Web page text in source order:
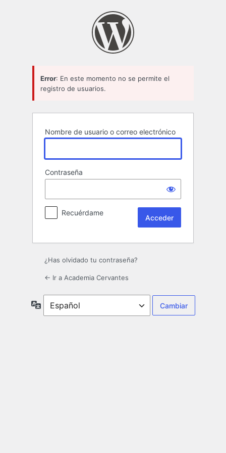
Error: En este momento no se permite el
registro de usuarios.
Nombre de usuario o correo electrónico
Contraseña
Recuérdame
¿Has olvidado tu contraseña?
← Ir a Academia Cervantes
Idioma